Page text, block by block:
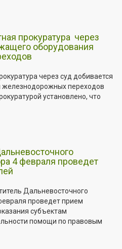
прокуратура через
оборудования
через суд добивается
переходов
установлено, что
4 февраля проведет
Дальневосточного
проведет прием
субъектам
помощи по правовым